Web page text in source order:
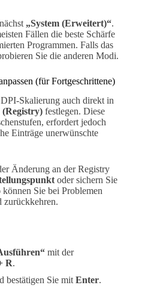
„System (Erweitert)“.
Fällen die beste Schärfe
Programmen. Falls das
Sie die anderen Modi.
(für Fortgeschrittene)
Skalierung auch direkt in
festlegen. Diese
erfordert jedoch
Einträge unerwünschte
Änderung an der Registry
oder sichern Sie
Sie bei Problemen
zurückkehren.
mit der
R.
bestätigen Sie mit Enter.